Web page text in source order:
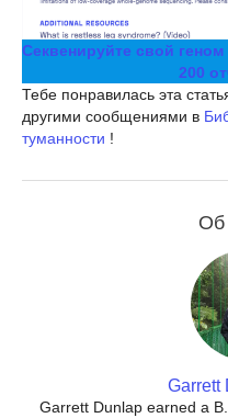
Секвенируйте свой
200
Тебе понравилась эта
другими сообщениями в
туманности !
Об
Garrett
Garrett Dunlap earned a